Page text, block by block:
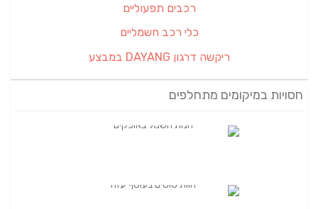
רכבים תפעוליים
כלי רכב חשמליים
ריקשה דרגון DAYANG במבצע
חסויות במיקומים מתחלפים